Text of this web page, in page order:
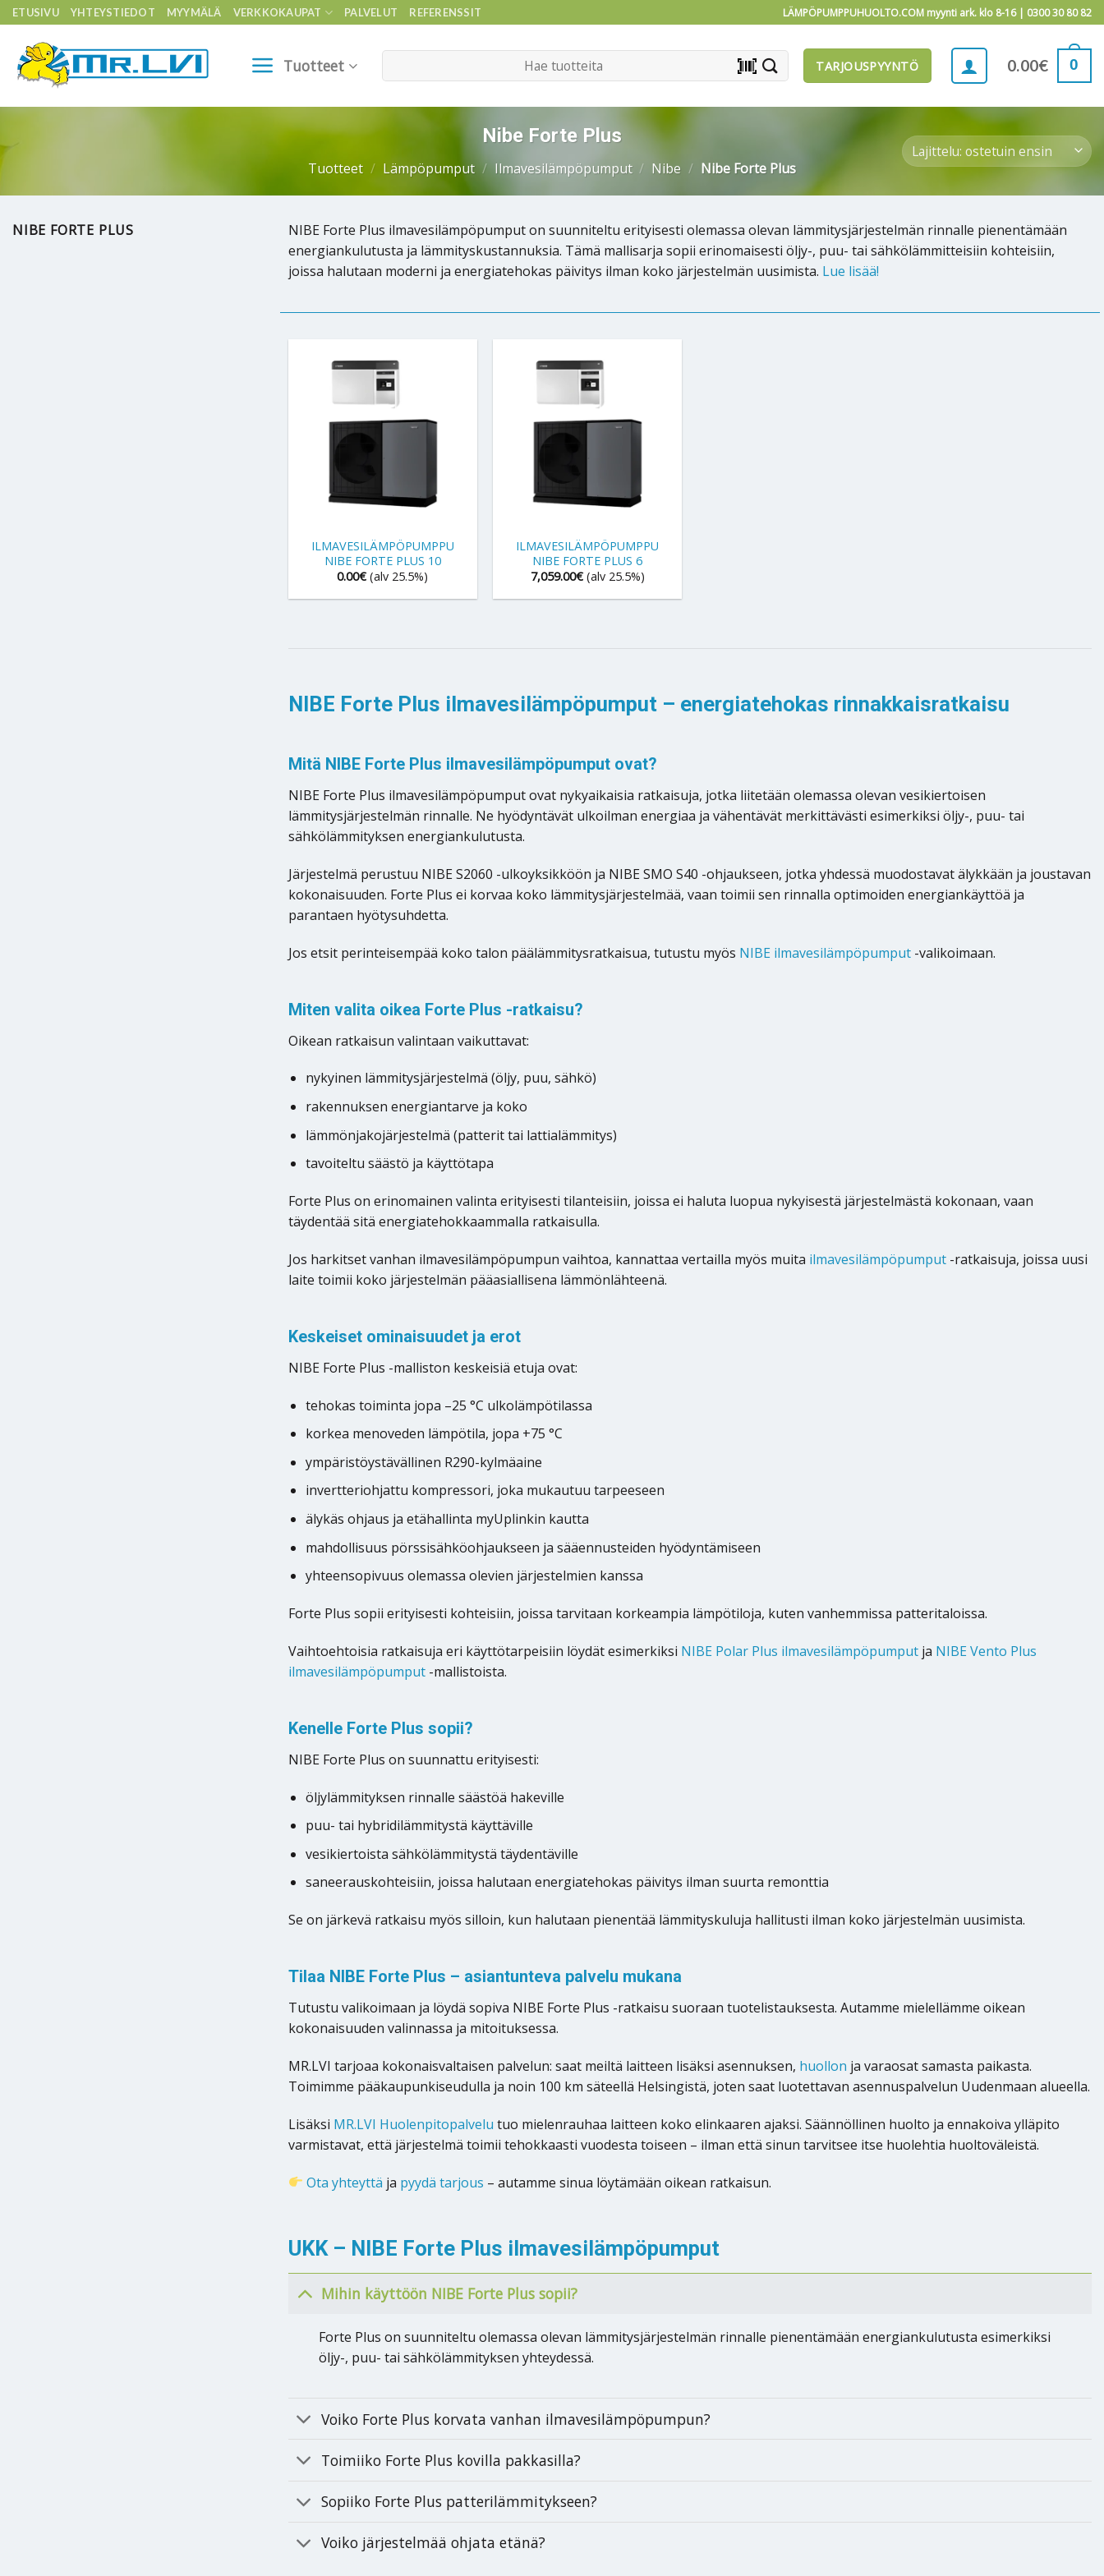
Skip
to
content
ETUSIVU YHTEYSTIEDOT MYYMÄLÄ VERKKOKAUPAT PALVELUT REFERENSSIT LÄMPÖPUMPPUHUOLTO.COM myynti ark. klo 8-16 | 0300 30 80 82
Tuotteet barcode_scanner TARJOUSPYYNTÖ 0.00€ 0
Nibe Forte Plus
Tuotteet / Lämpöpumput / Ilmavesilämpöpumput / Nibe / Nibe Forte Plus
NIBE FORTE PLUS
NIBE Forte Plus ilmavesilämpöpumput on suunniteltu erityisesti olemassa olevan lämmitysjärjestelmän rinnalle pienentämään
energiankulutusta ja lämmityskustannuksia. Tämä mallisarja sopii erinomaisesti öljy-, puu- tai sähkölämmitteisiin kohteisiin,
joissa halutaan moderni ja energiatehokas päivitys ilman koko järjestelmän uusimista. Lue lisää!
ILMAVESILÄMPÖPUMPPU
NIBE FORTE PLUS 10
0.00€ (alv 25.5%)
ILMAVESILÄMPÖPUMPPU
NIBE FORTE PLUS 6
7,059.00€ (alv 25.5%)
NIBE Forte Plus ilmavesilämpöpumput – energiatehokas rinnakkaisratkaisu
Mitä NIBE Forte Plus ilmavesilämpöpumput ovat?
NIBE Forte Plus ilmavesilämpöpumput ovat nykyaikaisia ratkaisuja, jotka liitetään olemassa olevan vesikiertoisen
lämmitysjärjestelmän rinnalle. Ne hyödyntävät ulkoilman energiaa ja vähentävät merkittävästi esimerkiksi öljy-, puu- tai
sähkölämmityksen energiankulutusta.
Järjestelmä perustuu NIBE S2060 -ulkoyksikköön ja NIBE SMO S40 -ohjaukseen, jotka yhdessä muodostavat älykkään ja joustavan
kokonaisuuden. Forte Plus ei korvaa koko lämmitysjärjestelmää, vaan toimii sen rinnalla optimoiden energiankäyttöä ja
parantaen hyötysuhdetta.
Jos etsit perinteisempää koko talon päälämmitysratkaisua, tutustu myös NIBE ilmavesilämpöpumput -valikoimaan.
Miten valita oikea Forte Plus -ratkaisu?
Oikean ratkaisun valintaan vaikuttavat:
nykyinen lämmitysjärjestelmä (öljy, puu, sähkö)
rakennuksen energiantarve ja koko
lämmönjakojärjestelmä (patterit tai lattialämmitys)
tavoiteltu säästö ja käyttötapa
Forte Plus on erinomainen valinta erityisesti tilanteisiin, joissa ei haluta luopua nykyisestä järjestelmästä kokonaan, vaan
täydentää sitä energiatehokkaammalla ratkaisulla.
Jos harkitset vanhan ilmavesilämpöpumpun vaihtoa, kannattaa vertailla myös muita ilmavesilämpöpumput -ratkaisuja, joissa uusi
laite toimii koko järjestelmän pääasiallisena lämmönlähteenä.
Keskeiset ominaisuudet ja erot
NIBE Forte Plus -malliston keskeisiä etuja ovat:
tehokas toiminta jopa –25 °C ulkolämpötilassa
korkea menoveden lämpötila, jopa +75 °C
ympäristöystävällinen R290-kylmäaine
invertteriohjattu kompressori, joka mukautuu tarpeeseen
älykäs ohjaus ja etähallinta myUplinkin kautta
mahdollisuus pörssisähköohjaukseen ja sääennusteiden hyödyntämiseen
yhteensopivuus olemassa olevien järjestelmien kanssa
Forte Plus sopii erityisesti kohteisiin, joissa tarvitaan korkeampia lämpötiloja, kuten vanhemmissa patteritaloissa.
Vaihtoehtoisia ratkaisuja eri käyttötarpeisiin löydät esimerkiksi NIBE Polar Plus ilmavesilämpöpumput ja NIBE Vento Plus
ilmavesilämpöpumput -mallistoista.
Kenelle Forte Plus sopii?
NIBE Forte Plus on suunnattu erityisesti:
öljylämmityksen rinnalle säästöä hakeville
puu- tai hybridilämmitystä käyttäville
vesikiertoista sähkölämmitystä täydentäville
saneerauskohteisiin, joissa halutaan energiatehokas päivitys ilman suurta remonttia
Se on järkevä ratkaisu myös silloin, kun halutaan pienentää lämmityskuluja hallitusti ilman koko järjestelmän uusimista.
Tilaa NIBE Forte Plus – asiantunteva palvelu mukana
Tutustu valikoimaan ja löydä sopiva NIBE Forte Plus -ratkaisu suoraan tuotelistauksesta. Autamme mielellämme oikean
kokonaisuuden valinnassa ja mitoituksessa.
MR.LVI tarjoaa kokonaisvaltaisen palvelun: saat meiltä laitteen lisäksi asennuksen, huollon ja varaosat samasta paikasta.
Toimimme pääkaupunkiseudulla ja noin 100 km säteellä Helsingistä, joten saat luotettavan asennuspalvelun Uudenmaan alueella.
Lisäksi MR.LVI Huolenpitopalvelu tuo mielenrauhaa laitteen koko elinkaaren ajaksi. Säännöllinen huolto ja ennakoiva ylläpito
varmistavat, että järjestelmä toimii tehokkaasti vuodesta toiseen – ilman että sinun tarvitsee itse huolehtia huoltoväleistä.
Ota yhteyttä ja pyydä tarjous – autamme sinua löytämään oikean ratkaisun.
UKK – NIBE Forte Plus ilmavesilämpöpumput
Mihin käyttöön NIBE Forte Plus sopii?
Forte Plus on suunniteltu olemassa olevan lämmitysjärjestelmän rinnalle pienentämään energiankulutusta esimerkiksi
öljy-, puu- tai sähkölämmityksen yhteydessä.
Voiko Forte Plus korvata vanhan ilmavesilämpöpumpun?
Toimiiko Forte Plus kovilla pakkasilla?
Sopiiko Forte Plus patterilämmitykseen?
Voiko järjestelmää ohjata etänä?